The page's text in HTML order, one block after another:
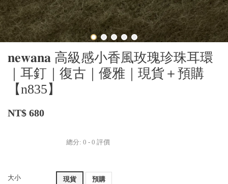
𝐧𝐞𝐰𝐚𝐧𝐚 高級感小香風玫瑰珍珠耳環
｜耳釘｜復古｜優雅｜現貨＋預購
【n835】
NT$ 680
總分: 0 - 0 評價
大小 現貨 預購